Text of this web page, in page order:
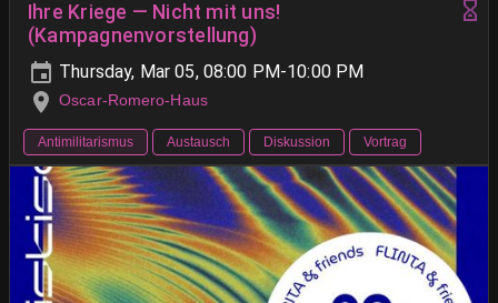
Ihre Kriege — Nicht mit uns!
(Kampagnenvorstellung)
Thursday, Mar 05, 08:00 PM-10:00 PM
Oscar-Romero-Haus
Antimilitarismus Austausch Diskussion Vortrag